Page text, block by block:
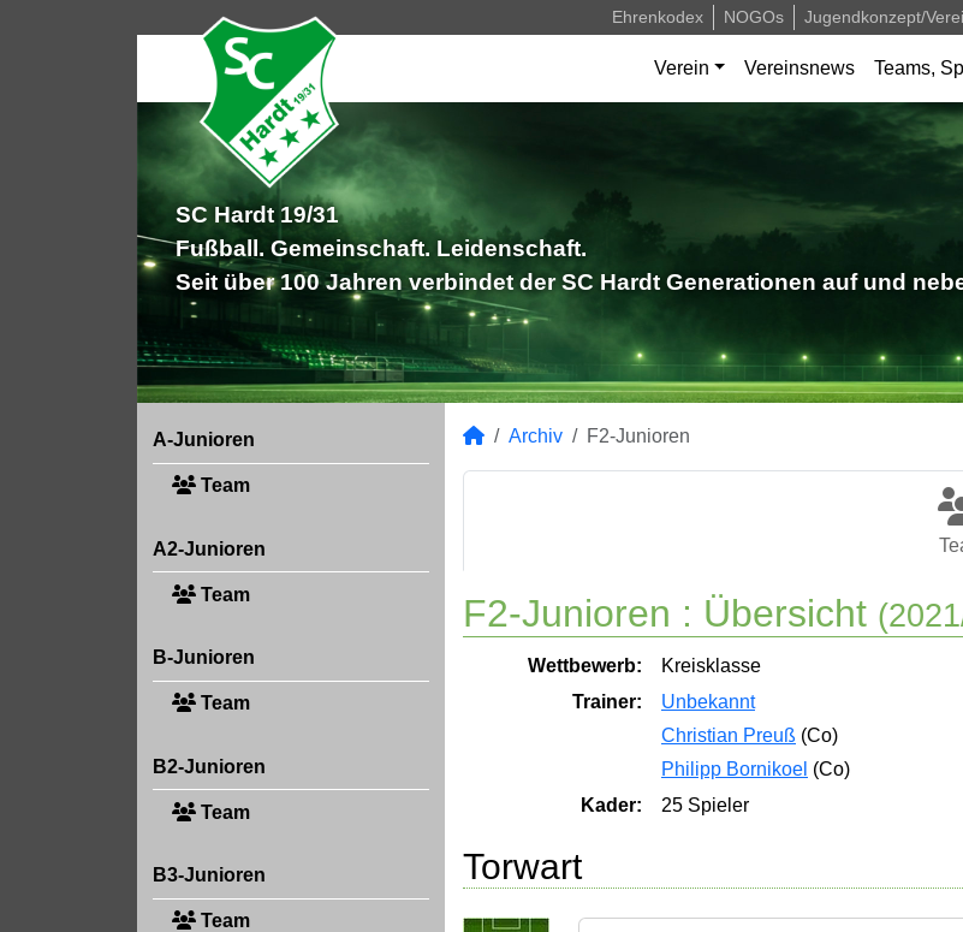
Ehrenkodex NOGOs Jugendkonzept/
Verein Vereinsnews Teams,
SC Hardt 19/31
Fußball. Gemeinschaft. Leidenschaft.
Seit über 100 Jahren verbindet der SC Hardt Generationen auf und
A-Junioren
Team
A2-Junioren
Team
B-Junioren
Team
B2-Junioren
Team
B3-Junioren
Team
Archiv F2-Junioren
F2-Junioren : Übersicht
Wettbewerb:
Kreisklasse
Trainer:
Unbekannt
Christian Preuß (Co)
Philipp Bornikoel (Co)
Kader:
25 Spieler
Torwart